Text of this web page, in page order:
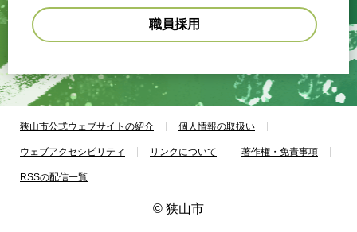
職員採用
狭山市公式ウェブサイトの紹介 個人情報の取扱い
ウェブアクセシビリティ リンクについて 著作権・免責事項
RSSの配信一覧
© 狭山市